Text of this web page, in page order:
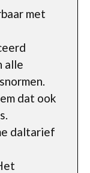
met
alle
dat ook
daltarief